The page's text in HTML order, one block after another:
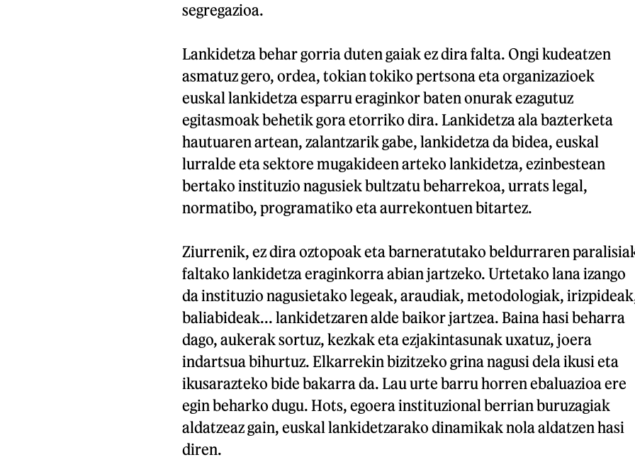
segregazioa.
Lankidetza behar gorria duten gaiak ez dira falta. Ongi kudeatzen
asmatuz gero, ordea, tokian tokiko pertsona eta organizazioek
euskal lankidetza esparru eraginkor baten onurak ezagutuz
egitasmoak behetik gora etorriko dira. Lankidetza ala bazterketa
hautuaren artean, zalantzarik gabe, lankidetza da bidea, euskal
lurralde eta sektore mugakideen arteko lankidetza, ezinbestean
bertako instituzio nagusiek bultzatu beharrekoa, urrats legal,
normatibo, programatiko eta aurrekontuen bitartez.
Ziurrenik, ez dira oztopoak eta barneratutako beldurraren
faltako lankidetza eraginkorra abian jartzeko. Urtetako lana izango
da instituzio nagusietako legeak, araudiak, metodologiak,
baliabideak... lankidetzaren alde baikor jartzea. Baina hasi beharra
dago, aukerak sortuz, kezkak eta ezjakintasunak uxatuz, joera
indartsua bihurtuz. Elkarrekin bizitzeko grina nagusi dela ikusi eta
ikusarazteko bide bakarra da. Lau urte barru horren ebaluazioa ere
egin beharko dugu. Hots, egoera instituzional berrian buruzagiak
aldatzeaz gain, euskal lankidetzarako dinamikak nola aldatzen hasi
diren.